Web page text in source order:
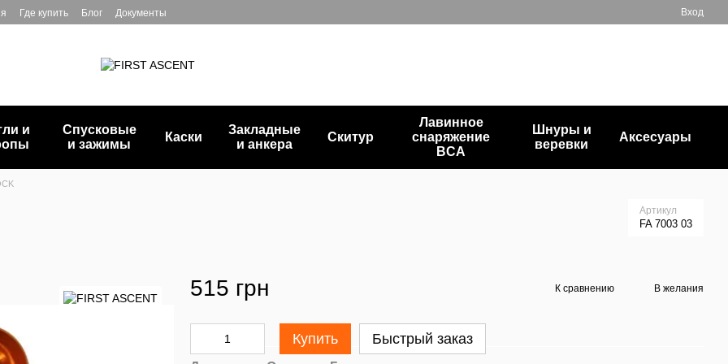
Где купить Блог Документы Вход
и
Спусковые
и зажимы
Каски
Закладные
и анкера
Скитур
Лавинное
снаряжение
BCA
Шнуры и
веревки
Аксесуары
Артикул
FA 7003 03
515 грн К сравнению В желания
Купить Быстрый заказ